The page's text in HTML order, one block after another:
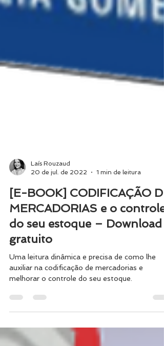
20 de jul. de 2022
1 min de leitura
[E-BOOK] CODIFICAÇÃO DE
MERCADORIAS e o controle
do seu estoque – Download
gratuito
Uma leitura dinâmica e precisa de como lhe
melhorar o controle do seu estoque.